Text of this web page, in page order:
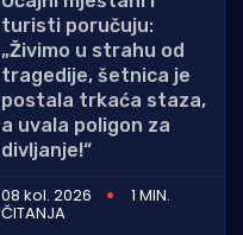
turisti poručuju:
„Živimo u strahu od
tragedije, šetnica je
postala trkaća staza,
a uvala poligon za
divljanje!“
08 kol. 2026
1 MIN.
ČITANJA